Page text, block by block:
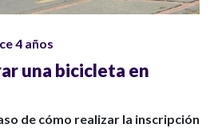
4 años
una bicicleta en
de cómo realizar la inscripción